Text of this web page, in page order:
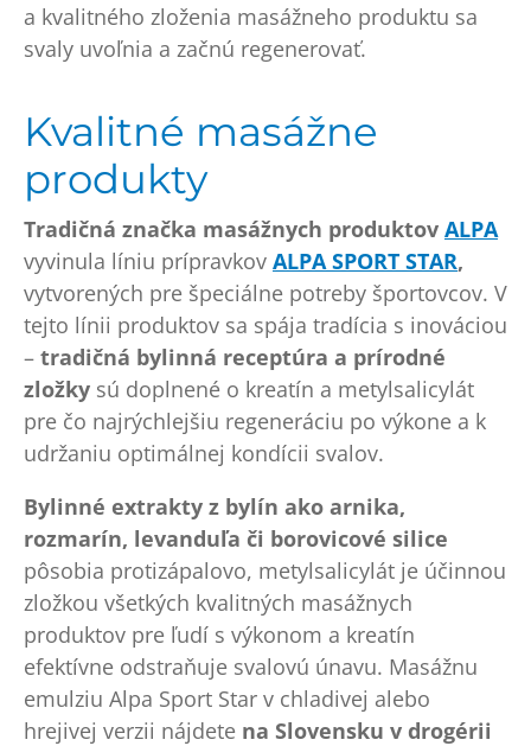
a kvalitného zloženia masážneho produktu sa
svaly uvoľnia a začnú regenerovať.
Kvalitné masážne
produkty
Tradičná značka masážnych produktov ALPA
vyvinula líniu prípravkov ALPA SPORT STAR,
vytvorených pre špeciálne potreby športovcov. V
tejto línii produktov sa spája tradícia s inováciou
– tradičná bylinná receptúra a prírodné
zložky sú doplnené o kreatín a metylsalicylát
pre čo najrýchlejšiu regeneráciu po výkone a k
udržaniu optimálnej kondícii svalov.
Bylinné extrakty z bylín ako arnika,
rozmarín, levanduľa či borovicové silice
pôsobia protizápalovo, metylsalicylát je účinnou
zložkou všetkých kvalitných masážnych
produktov pre ľudí s výkonom a kreatín
efektívne odstraňuje svalovú únavu. Masážnu
emulziu Alpa Sport Star v chladivej alebo
hrejivej verzii nájdete na Slovensku v drogérii